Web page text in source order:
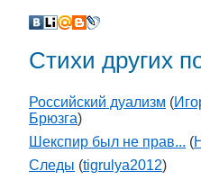
Стихи других
Российский дуализм (
Брюзга)
Шекспир был не прав... (
Следы (tigrulya2012)